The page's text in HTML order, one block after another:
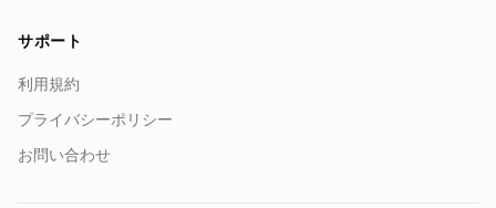
サポート
利用規約
プライバシーポリシー
お問い合わせ